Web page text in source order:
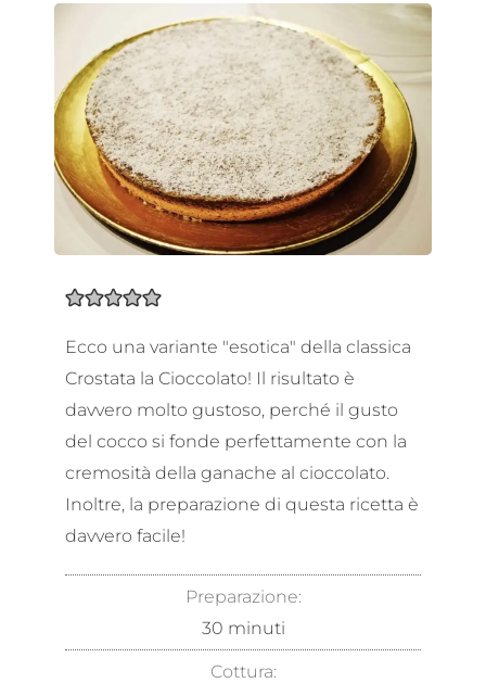
Ecco una variante "esotica" della classica
Crostata la Cioccolato! Il risultato è
davvero molto gustoso, perché il gusto
del cocco si fonde perfettamente con la
cremosità della ganache al cioccolato.
Inoltre, la preparazione di questa ricetta è
davvero facile!
Preparazione:
30 minuti
Cottura: